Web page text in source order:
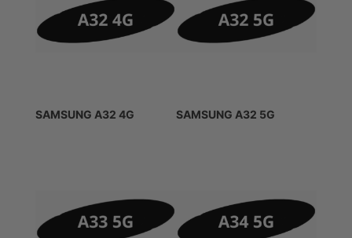
SAMSUNG A32 4G SAMSUNG A32 5G